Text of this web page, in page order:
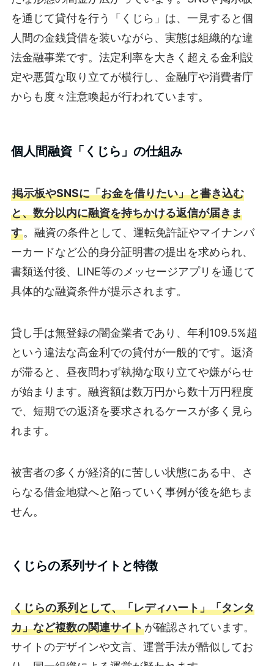
を通じて貸付を行う「くじら」は、一見すると個
人間の金銭貸借を装いながら、実態は組織的な違
法金融事業です。法定利率を大きく超える金利設
定や悪質な取り立てが横行し、金融庁や消費者庁
からも度々注意喚起が行われています。
個人間融資「くじら」の仕組み
掲示板やSNSに「お金を借りたい」と書き込む
と、数分以内に融資を持ちかける返信が届きま
す。融資の条件として、運転免許証やマイナンバ
ーカードなど公的身分証明書の提出を求められ、
書類送付後、LINE等のメッセージアプリを通じて
具体的な融資条件が提示されます。
貸し手は無登録の闇金業者であり、年利109.5%超
という違法な高金利での貸付が一般的です。返済
が滞ると、昼夜問わず執拗な取り立てや嫌がらせ
が始まります。融資額は数万円から数十万円程度
で、短期での返済を要求されるケースが多く見ら
れます。
被害者の多くが経済的に苦しい状態にある中、さ
らなる借金地獄へと陥っていく事例が後を絶ちま
せん。
くじらの系列サイトと特徴
くじらの系列として、「レディハート」「タンタ
カ」など複数の関連サイトが確認されています。
サイトのデザインや文言、運営手法が酷似してお